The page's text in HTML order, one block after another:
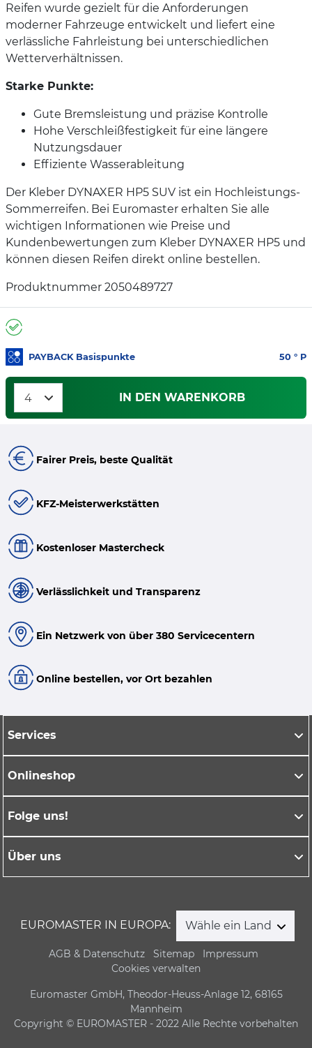
Reifen wurde gezielt für die Anforderungen
moderner Fahrzeuge entwickelt und liefert eine
verlässliche Fahrleistung bei unterschiedlichen
Wetterverhältnissen.
Starke Punkte:
Gute Bremsleistung und präzise Kontrolle
Hohe Verschleißfestigkeit für eine längere
Nutzungsdauer
Effiziente Wasserableitung
Der Kleber DYNAXER HP5 SUV ist ein Hochleistungs-
Sommerreifen. Bei Euromaster erhalten Sie alle
wichtigen Informationen wie Preise und
Kundenbewertungen zum Kleber DYNAXER HP5 und
können diesen Reifen direkt online bestellen.
Produktnummer 2050489727
PAYBACK Basispunkte 50 ° P
IN DEN WARENKORB
Fairer Preis, beste Qualität
KFZ-Meisterwerkstätten
Kostenloser Mastercheck
Verlässlichkeit und Transparenz
Ein Netzwerk von über 380 Servicecentern
Online bestellen, vor Ort bezahlen
Services
Onlineshop
Folge uns!
Über uns
EUROMASTER IN EUROPA: Wähle ein Land
AGB & Datenschutz Sitemap
Impressum
Cookies verwalten
Euromaster GmbH, Theodor-Heuss-Anlage 12, 68165
Mannheim
Copyright © EUROMASTER - 2022 Alle Rechte vorbehalten